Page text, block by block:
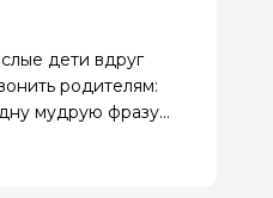
дети вдруг
родителям:
мудрую фразу